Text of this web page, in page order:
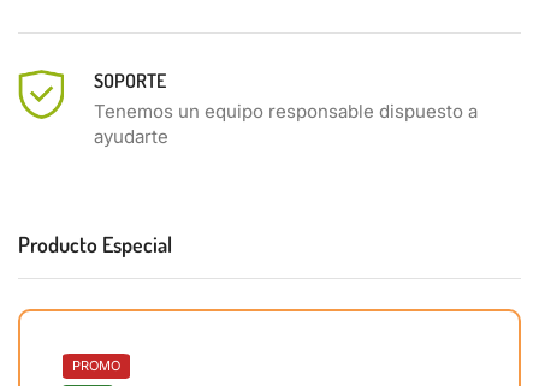
SOPORTE
Tenemos un equipo responsable dispuesto a
ayudarte
Producto Especial
PROMO